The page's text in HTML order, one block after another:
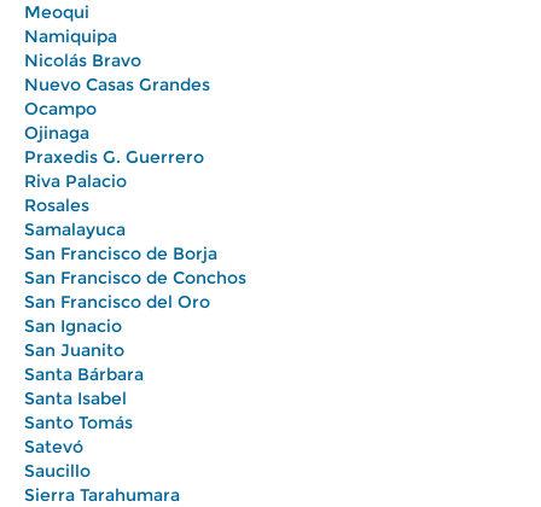
Meoqui
Namiquipa
Nicolás Bravo
Nuevo Casas Grandes
Ocampo
Ojinaga
Praxedis G. Guerrero
Riva Palacio
Rosales
Samalayuca
San Francisco de Borja
San Francisco de Conchos
San Francisco del Oro
San Ignacio
San Juanito
Santa Bárbara
Santa Isabel
Santo Tomás
Satevó
Saucillo
Sierra Tarahumara